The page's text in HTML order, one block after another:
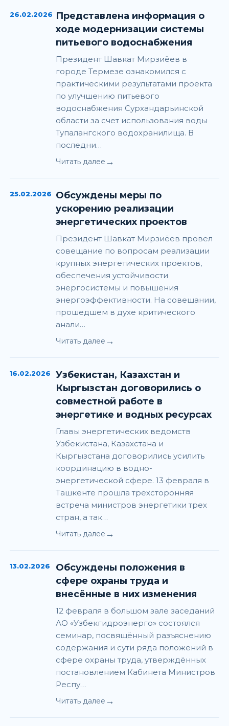
26.02.2026 Представлена информация о
ходе модернизации системы
питьевого водоснабжения
Президент Шавкат Мирзиёев в
городе Термезе ознакомился с
практическими результатами проекта
по улучшению питьевого
водоснабжения Сурхандарьинской
области за счет использования воды
Тупалангского водохранилища. В
последни…
Читать далее →
25.02.2026
Обсуждены меры по
ускорению реализации
энергетических проектов
Президент Шавкат Мирзиёев провел
совещание по вопросам реализации
крупных энергетических проектов,
обеспечения устойчивости
энергосистемы и повышения
энергоэффективности. На совещании,
прошедшем в духе критического
анали…
Читать далее →
16.02.2026
Узбекистан, Казахстан и
Кыргызстан договорились о
совместной работе в
энергетике и водных ресурсах
Главы энергетических ведомств
Узбекистана, Казахстана и
Кыргызстана договорились усилить
координацию в водно-
энергетической сфере. 13 февраля в
Ташкенте прошла трехсторонняя
встреча министров энергетики трех
стран, а так…
Читать далее →
13.02.2026
Обсуждены положения в
сфере охраны труда и
внесённые в них изменения
12 февраля в большом зале заседаний
АО «Узбекгидроэнерго» состоялся
семинар, посвящённый разъяснению
содержания и сути ряда положений в
сфере охраны труда, утверждённых
постановлением Кабинета Министров
Респу…
Читать далее →